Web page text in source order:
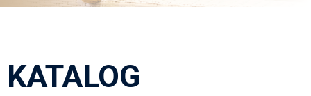
KATALOG